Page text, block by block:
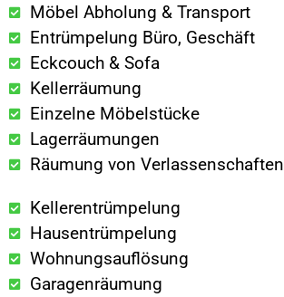
Möbel Abholung & Transport
Entrümpelung Büro, Geschäft
Eckcouch & Sofa
Kellerräumung
Einzelne Möbelstücke
Lagerräumungen
Räumung von Verlassenschaften
Kellerentrümpelung
Hausentrümpelung
Wohnungsauflösung
Garagenräumung